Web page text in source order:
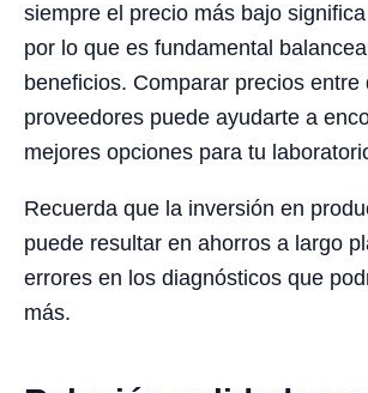
siempre el precio más bajo
por lo que es fundamental
beneficios. Comparar precios entre
proveedores puede ayudarte a
mejores opciones para tu
Recuerda que la inversión en
puede resultar en ahorros a largo
errores en los diagnósticos que
más.